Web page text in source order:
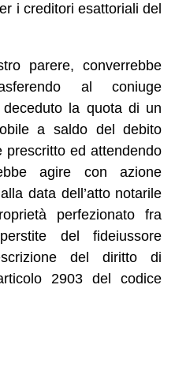
i creditori esattoriali del
parere, converrebbe
al coniuge
la quota di un
a saldo del debito
prescritto ed attendendo
agire con azione
data dell’atto notarile
perfezionato fra
del fideiussore
del diritto di
2903 del codice